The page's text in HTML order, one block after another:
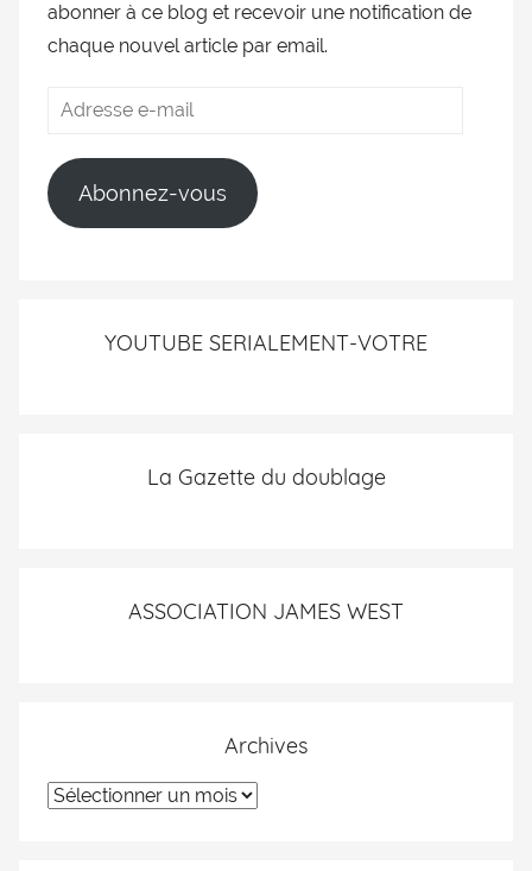
abonner à ce blog et recevoir une notification de
chaque nouvel article par email.
Abonnez-vous
YOUTUBE SERIALEMENT-VOTRE
La Gazette du doublage
ASSOCIATION JAMES WEST
Archives